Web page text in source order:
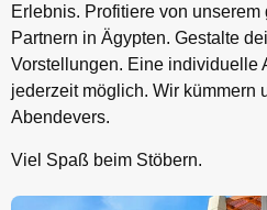
Erlebnis. Profitiere von
Partnern in Ägypten. Gestalte
Vorstellungen. Eine individuelle
jederzeit möglich. Wir kümmern
Abendevers.
Viel Spaß beim Stöbern.